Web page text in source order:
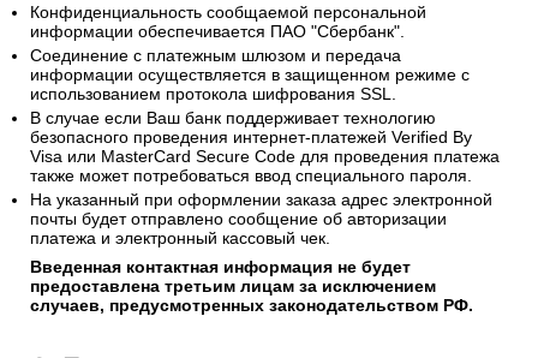
Конфиденциальность сообщаемой персональной
информации обеспечивается ПАО "Сбербанк".
Соединение с платежным шлюзом и передача
информации осуществляется в защищенном режиме с
использованием протокола шифрования SSL.
В случае если Ваш банк поддерживает технологию
безопасного проведения интернет-платежей Verified By
Visa или MasterCard Secure Code для проведения платежа
также может потребоваться ввод специального пароля.
На указанный при оформлении заказа адрес электронной
почты будет отправлено сообщение об авторизации
платежа и электронный кассовый чек.
Введенная контактная информация не будет
предоставлена третьим лицам за исключением
случаев, предусмотренных законодательством РФ.